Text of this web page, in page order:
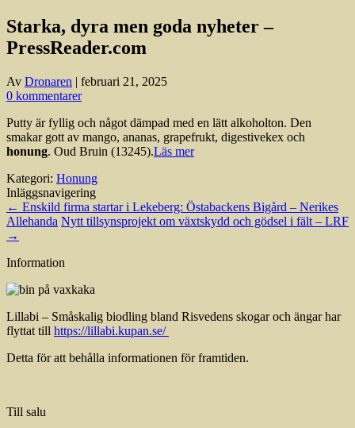
Starka, dyra men goda nyheter –
PressReader.com
Av Dronaren | februari 21, 2025
0 kommentarer
Putty är fyllig och något dämpad med en lätt alkoholton. Den
smakar gott av mango, ananas, grapefrukt, digestivekex och
honung. Oud Bruin (13245).Läs mer
Kategori: Honung
Inläggsnavigering
← Enskild firma startar i Lekeberg: Östabackens Bigård – Nerikes
Allehanda Nytt tillsynsprojekt om växtskydd och gödsel i fält – LRF
→
Information
Lillabi – Småskalig biodling bland Risvedens skogar och ängar har
flyttat till https://lillabi.kupan.se/
Detta för att behålla informationen för framtiden.
Till salu